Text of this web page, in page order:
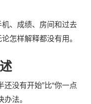
、成绩、房间和过去
怎样解释都没有用。
没有开始”比“你一点
法。